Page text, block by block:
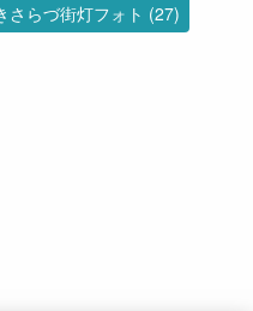
さらづ街灯フォト (27)